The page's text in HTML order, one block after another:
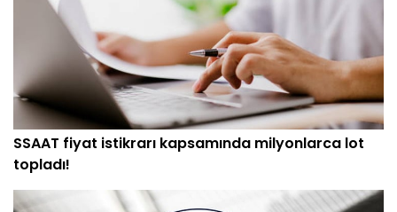
SSAAT fiyat istikrarı kapsamında milyonlarca lot
topladı!